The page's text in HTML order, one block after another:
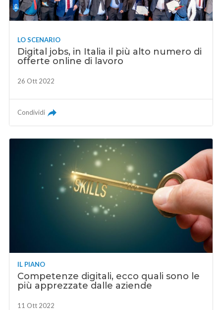
LO SCENARIO
Digital jobs, in Italia il più alto numero di
offerte online di lavoro
26 Ott 2022
Condividi
IL PIANO
Competenze digitali, ecco quali sono le
più apprezzate dalle aziende
11 Ott 2022